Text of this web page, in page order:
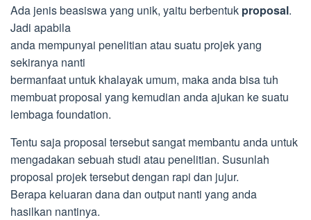
Ada jenis beasiswa yang unik, yaitu berbentuk proposal.
Jadi apabila
anda mempunyai penelitian atau suatu projek yang
sekiranya nanti
bermanfaat untuk khalayak umum, maka anda bisa tuh
membuat proposal yang kemudian anda ajukan ke suatu
lembaga foundation.
Tentu saja proposal tersebut sangat membantu anda untuk
mengadakan sebuah studi atau penelitian. Susunlah
proposal projek tersebut dengan rapi dan jujur.
Berapa keluaran dana dan output nanti yang anda
hasilkan nantinya.